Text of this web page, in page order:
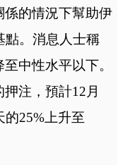
的情況下幫助伊
點。消息人士稱
中性水平以下。
注，預計12月
的25%上升至